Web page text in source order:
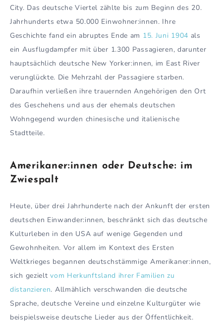
City. Das deutsche Viertel zählte bis zum Beginn des 20.
Jahrhunderts etwa 50.000 Einwohner:innen. Ihre
Geschichte fand ein abruptes Ende am 15. Juni 1904 als
ein Ausflugdampfer mit über 1.300 Passagieren, darunter
hauptsächlich deutsche New Yorker:innen, im East River
verunglückte. Die Mehrzahl der Passagiere starben.
Daraufhin verließen ihre trauernden Angehörigen den Ort
des Geschehens und aus der ehemals deutschen
Wohngegend wurden chinesische und italienische
Stadtteile.
Amerikaner:innen oder Deutsche: im
Zwiespalt
Heute, über drei Jahrhunderte nach der Ankunft der ersten
deutschen Einwander:innen, beschränkt sich das deutsche
Kulturleben in den USA auf wenige Gegenden und
Gewohnheiten. Vor allem im Kontext des Ersten
Weltkrieges begannen deutschstämmige Amerikaner:innen,
sich gezieltvom Herkunftsland ihrer Familien zu
distanzieren. Allmählich verschwanden die deutsche
Sprache, deutsche Vereine und einzelne Kulturgüter wie
beispielsweise deutsche Lieder aus der Öffentlichkeit.